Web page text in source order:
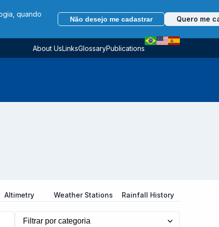
quando
Não desejo me cadastrar Quero me
About UsLinksGlossaryPublications
Altimetry Weather Stations Rainfall History